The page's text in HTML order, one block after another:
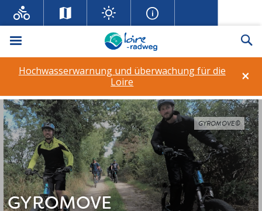
Menü
×
Hochwasserwarnung und überwachung für die
Loire
GYROMOVE
GYROMOVE©